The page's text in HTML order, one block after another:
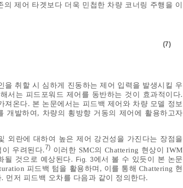
제어 타겟보다 더욱 민첩한 차량 코너링 주행을 이
(7)
취할 시 심하게 진동하는 제어 입력을 발생시킬 우
서는 피드포워드 제어를 동반하는 것이 효과적이다.
온다. 본 논문에서는 피드백 제어와 차량 모델 정보
개발하여, 차량의 횡방향 거동의 제어에 활용하고자
외란에 대하여 높은 제어 강건성을 가진다는 장점을
우려된다.7) 이러한 SMC의 Chattering 현상이 IWM
될 것으로 예상된다. Fig. 3에서 볼 수 있듯이 본 논문
피드백 텀을 활용하며, 이를 통해 Chattering 현
먼저 피드백 오차를 다음과 같이 정의한다.